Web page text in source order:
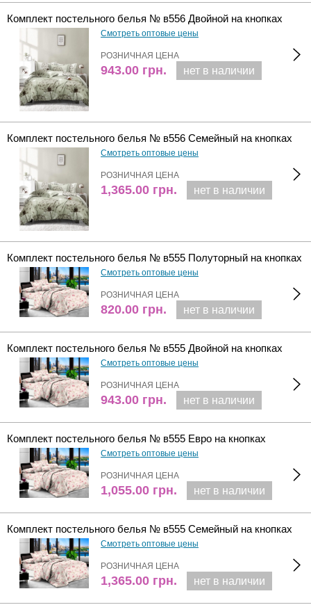
Комплект постельного белья № в556 Двойной на кнопках
Смотреть оптовые цены
РОЗНИЧНАЯ ЦЕНА
943.00 грн. нет в наличии
Комплект постельного белья № в556 Семейный на кнопках
Смотреть оптовые цены
РОЗНИЧНАЯ ЦЕНА
1,365.00 грн. нет в наличии
Комплект постельного белья № в555 Полуторный на кнопках
Смотреть оптовые цены
РОЗНИЧНАЯ ЦЕНА
820.00 грн. нет в наличии
Комплект постельного белья № в555 Двойной на кнопках
Смотреть оптовые цены
РОЗНИЧНАЯ ЦЕНА
943.00 грн. нет в наличии
Комплект постельного белья № в555 Евро на кнопках
Смотреть оптовые цены
РОЗНИЧНАЯ ЦЕНА
1,055.00 грн. нет в наличии
Комплект постельного белья № в555 Семейный на кнопках
Смотреть оптовые цены
РОЗНИЧНАЯ ЦЕНА
1,365.00 грн. нет в наличии